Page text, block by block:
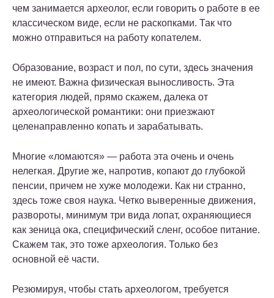
чем занимается археолог, если говорить о работе в ее
классическом виде, если не раскопками. Так что
можно отправиться на работу копателем.
Образование, возраст и пол, по сути, здесь значения
не имеют. Важна физическая выносливость. Эта
категория людей, прямо скажем, далека от
археологической романтики: они приезжают
целенаправленно копать и зарабатывать.
Многие «ломаются» — работа эта очень и очень
нелегкая. Другие же, напротив, копают до глубокой
пенсии, причем не хуже молодежи. Как ни странно,
здесь тоже своя наука. Четко выверенные движения,
развороты, минимум три вида лопат, охраняющиеся
как зеница ока, специфический сленг, особое питание.
Скажем так, это тоже археология. Только без
основной её части.
Резюмируя, чтобы стать археологом, требуется